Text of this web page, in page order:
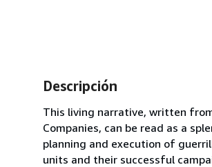
Descripción
This living narrative, written
Companies, can be read as a
planning and execution of
units and their successful